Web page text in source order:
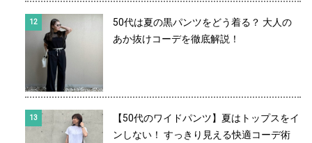
50代は夏の黒パンツをどう着る？ 大人の
あか抜けコーデを徹底解説！
【50代のワイドパンツ】夏はトップスをイ
ンしない！ すっきり見える快適コーデ術